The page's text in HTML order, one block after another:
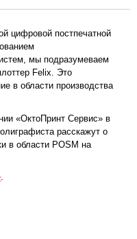
цифровой постпечатной
мы подразумеваем
Felix. Это
в области производства
«ОктоПринт Сервис» в
расскажут о
в области POSM на